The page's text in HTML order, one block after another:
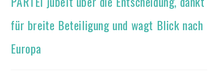
für breite Beteiligung und wagt Blick nach
Europa